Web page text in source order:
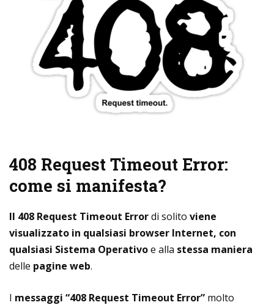
408 Request Timeout Error:
come si manifesta?
Il 408 Request Timeout Errordi solito viene
visualizzato in qualsiasi browser Internet, con
qualsiasi Sistema Operativoe alla stessa maniera
delle pagine web.
I messaggi “408 Request Timeout Error” molto